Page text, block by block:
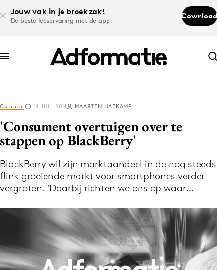
Jouw vak in je broekzak!
De beste leeservaring met de app
Download
Abonneer nu
Abonneer nu
Log in
Download de app
Volg het laatste nieuws via de Adformatie
Nieuws app
Menu
Carriere 14 JULI 2011 MAARTEN HAFKAMP
'Consument overtuigen over te
stappen op BlackBerry'
BlackBerry wil zijn marktaandeel in de nog steeds
flink groeiende markt voor smartphones verder
vergroten. 'Daarbij richten we ons op waar…